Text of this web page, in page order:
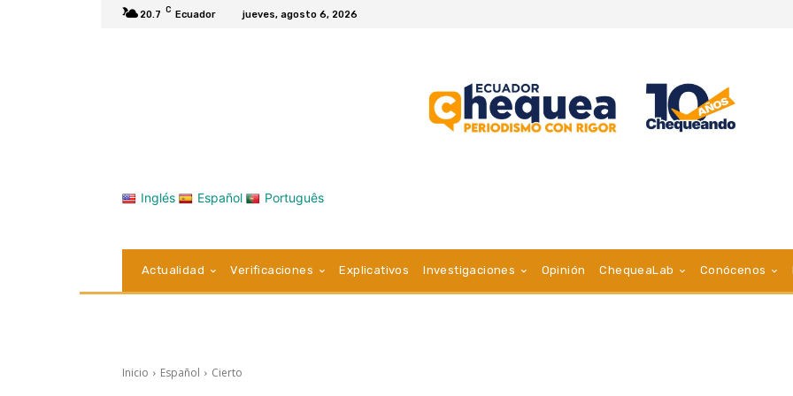
20.7 C Ecuador jueves, agosto 6, 2026
Inglés Español Português
Actualidad Verificaciones Explicativos Investigaciones Opinión ChequeaLab Conócenos
Inicio Español Cierto